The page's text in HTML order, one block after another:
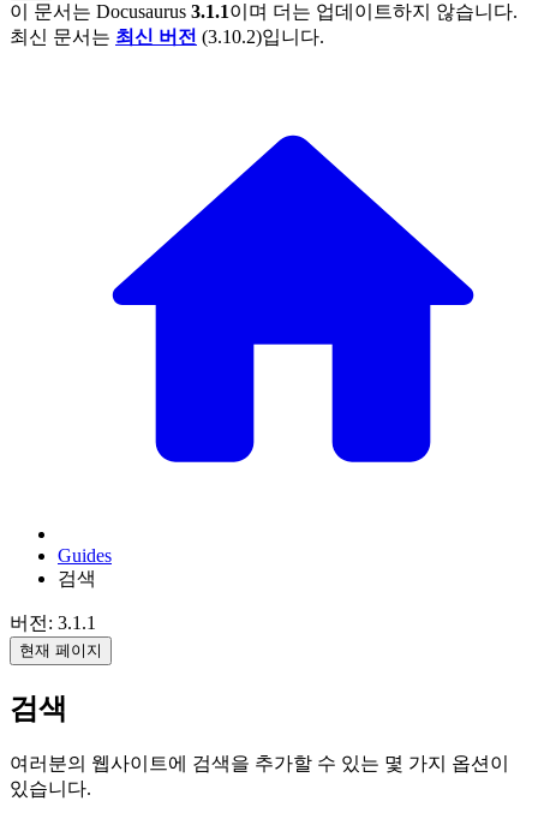
이 문서는 Docusaurus 3.1.1이며 더는 업데이트하지 않습니다.
최신 문서는 최신 버전 (3.10.2)입니다.
Guides
검색
버전: 3.1.1
현재 페이지
검색
여러분의 웹사이트에 검색을 추가할 수 있는 몇 가지 옵션이
있습니다.